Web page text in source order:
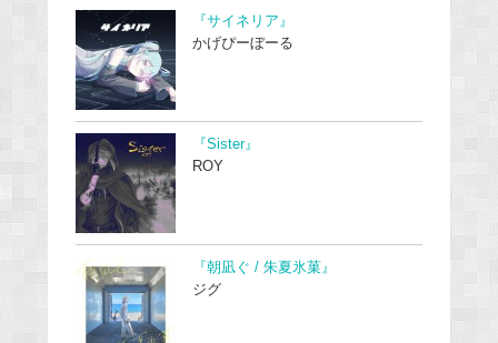
『サイネリア』
かげぴーぼーる
『Sister』
ROY
『朝凪ぐ / 朱夏氷菓』
ジグ